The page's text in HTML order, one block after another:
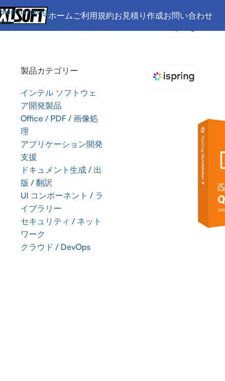
Skip to navigation
Skip to main content
ホーム ご利用規約お見積り作成お問い合わせ
ホーム/Office / PDF / 画像処理
製品カテゴリー
インテル ソフトウェ
ア開発製品
Office / PDF / 画像処
理
アプリケーション開発
支援
ドキュメント生成 / 出
版 / 翻訳
UI コンポーネント / ラ
イブラリー
セキュリティ / ネット
ワーク
クラウド / DevOps